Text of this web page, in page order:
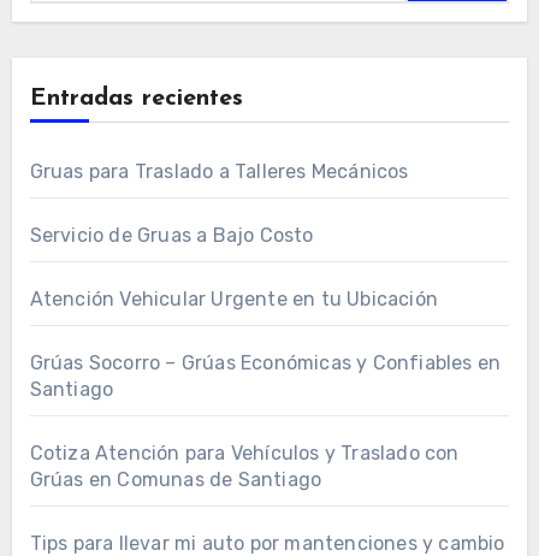
Entradas recientes
Gruas para Traslado a Talleres Mecánicos
Servicio de Gruas a Bajo Costo
Atención Vehicular Urgente en tu Ubicación
Grúas Socorro – Grúas Económicas y Confiables en
Santiago
Cotiza Atención para Vehículos y Traslado con
Grúas en Comunas de Santiago
Tips para llevar mi auto por mantenciones y cambio